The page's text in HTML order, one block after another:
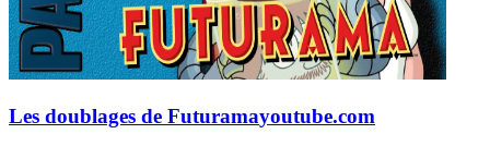
Les doublages de Futuramayoutube.com